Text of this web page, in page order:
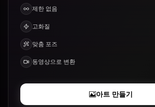
제한 없음
고화질
맞춤 포즈
동영상으로 변환
아트 만들기